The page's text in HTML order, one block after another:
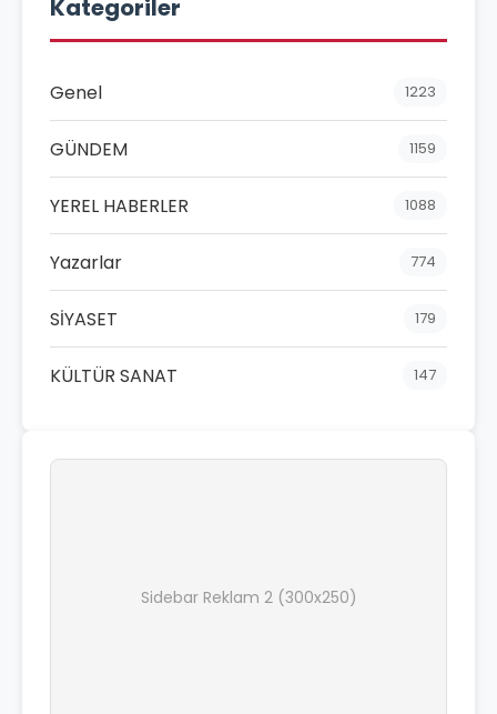
Kategoriler
Genel 1223
GÜNDEM 1159
YEREL HABERLER 1088
Yazarlar 774
SİYASET 179
KÜLTÜR SANAT 147
Sidebar Reklam 2 (300x250)